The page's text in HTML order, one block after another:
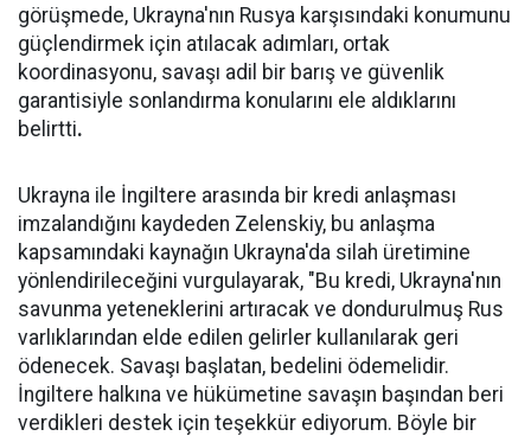
görüşmede, Ukrayna'nın Rusya karşısındaki konumunu
güçlendirmek için atılacak adımları, ortak
koordinasyonu, savaşı adil bir barış ve güvenlik
garantisiyle sonlandırma konularını ele aldıklarını
belirtti.
Ukrayna ile İngiltere arasında bir kredi anlaşması
imzalandığını kaydeden Zelenskiy, bu anlaşma
kapsamındaki kaynağın Ukrayna'da silah üretimine
yönlendirileceğini vurgulayarak, "Bu kredi, Ukrayna'nın
savunma yeteneklerini artıracak ve dondurulmuş Rus
varlıklarından elde edilen gelirler kullanılarak geri
ödenecek. Savaşı başlatan, bedelini ödemelidir.
İngiltere halkına ve hükümetine savaşın başından beri
verdikleri destek için teşekkür ediyorum. Böyle bir